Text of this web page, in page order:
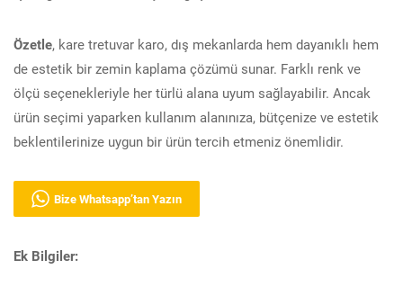
Özetle, kare tretuvar karo, dış mekanlarda hem dayanıklı hem
de estetik bir zemin kaplama çözümü sunar. Farklı renk ve
ölçü seçenekleriyle her türlü alana uyum sağlayabilir. Ancak
ürün seçimi yaparken kullanım alanınıza, bütçenize ve estetik
beklentilerinize uygun bir ürün tercih etmeniz önemlidir.
Bize Whatsapp’tan Yazın
Ek Bilgiler: